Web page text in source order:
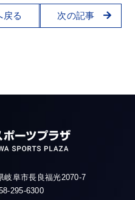
次の記事
戻る
岐阜市長良福光2070-7
295-6300